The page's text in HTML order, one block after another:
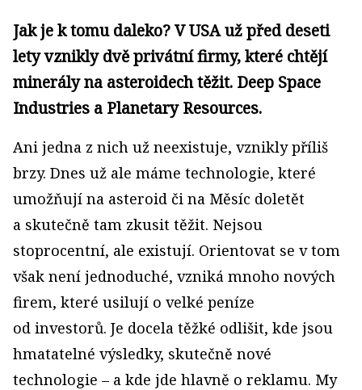
Jak je k tomu daleko? V USA už před deseti
lety vznikly dvě privátní firmy, které chtějí
minerály na asteroidech těžit. Deep Space
Industries a Planetary Resources.
Ani jedna z nich už neexistuje, vznikly příliš
brzy. Dnes už ale máme technologie, které
umožňují na asteroid či na Měsíc doletět
a skutečně tam zkusit těžit. Nejsou
stoprocentní, ale existují. Orientovat se v tom
však není jednoduché, vzniká mnoho nových
firem, které usilují o velké peníze
od investorů. Je docela těžké odlišit, kde jsou
hmatatelné výsledky, skutečně nové
technologie – a kde jde hlavně o reklamu. My